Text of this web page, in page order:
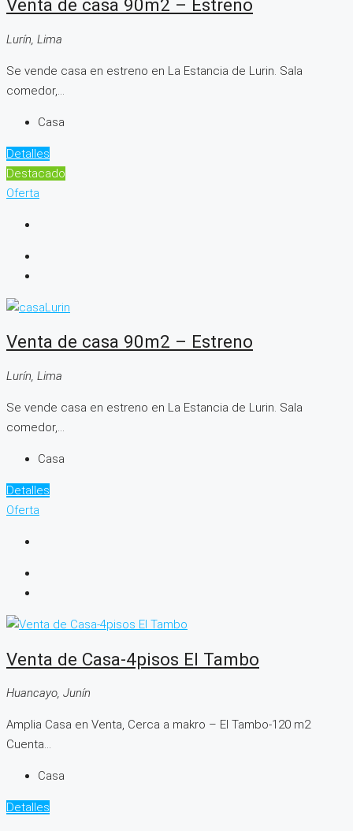
Venta de casa 90m2 – Estreno
Lurín, Lima
Se vende casa en estreno en La Estancia de Lurin. Sala
comedor,...
Casa
Detalles
Destacado
Oferta
Venta de casa 90m2 – Estreno
Lurín, Lima
Se vende casa en estreno en La Estancia de Lurin. Sala
comedor,...
Casa
Detalles
Oferta
Venta de Casa-4pisos El Tambo
Huancayo, Junín
Amplia Casa en Venta, Cerca a makro – El Tambo-120 m2
Cuenta...
Casa
Detalles